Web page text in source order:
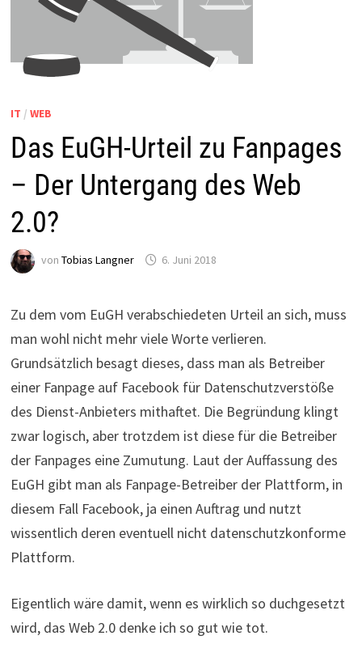
IT / WEB
Das EuGH-Urteil zu Fanpages
– Der Untergang des Web
2.0?
von Tobias Langner 6. Juni 2018
Zu dem vom EuGH verabschiedeten Urteil an sich, muss
man wohl nicht mehr viele Worte verlieren.
Grundsätzlich besagt dieses, dass man als Betreiber
einer Fanpage auf Facebook für Datenschutzverstöße
des Dienst-Anbieters mithaftet. Die Begründung klingt
zwar logisch, aber trotzdem ist diese für die Betreiber
der Fanpages eine Zumutung. Laut der Auffassung des
EuGH gibt man als Fanpage-Betreiber der Plattform, in
diesem Fall Facebook, ja einen Auftrag und nutzt
wissentlich deren eventuell nicht datenschutzkonforme
Plattform.
Eigentlich wäre damit, wenn es wirklich so duchgesetzt
wird, das Web 2.0 denke ich so gut wie tot.